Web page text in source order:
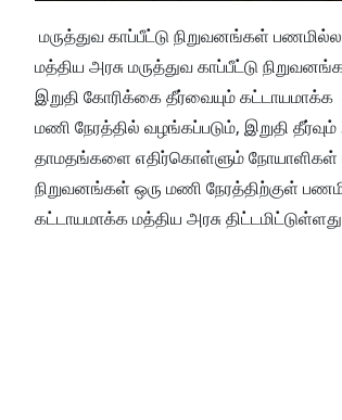
மருத்துவ காப்பீட்டு நிறுவனங்கள்
மத்திய அரசு மருத்துவ காப்பீட்டு
இறுதி கோரிக்கை தீர்வையும் கட்டாயமாக்க
மணி நேரத்தில் வழங்கப்படும், இறுதி
தாமதங்களை எதிர்கொள்ளும் நோயாளிகள்
நிறுவனங்கள் ஒரு மணி நேரத்திற்குள்
கட்டாயமாக்க மத்திய அரசு